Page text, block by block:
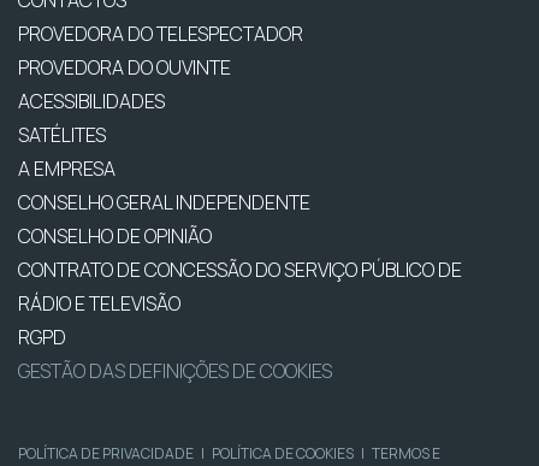
PROVEDORA DO TELESPECTADOR
PROVEDORA DO OUVINTE
ACESSIBILIDADES
SATÉLITES
A EMPRESA
CONSELHO GERAL INDEPENDENTE
CONSELHO DE OPINIÃO
CONTRATO DE CONCESSÃO DO SERVIÇO PÚBLICO DE
RÁDIO E TELEVISÃO
RGPD
GESTÃO DAS DEFINIÇÕES DE COOKIES
POLÍTICA DE PRIVACIDADE | POLÍTICA DE COOKIES | TERMOS E